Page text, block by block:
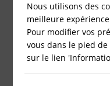
Nous utilisons des
meilleure
Pour modifier vos
vous dans le pied
sur le lien